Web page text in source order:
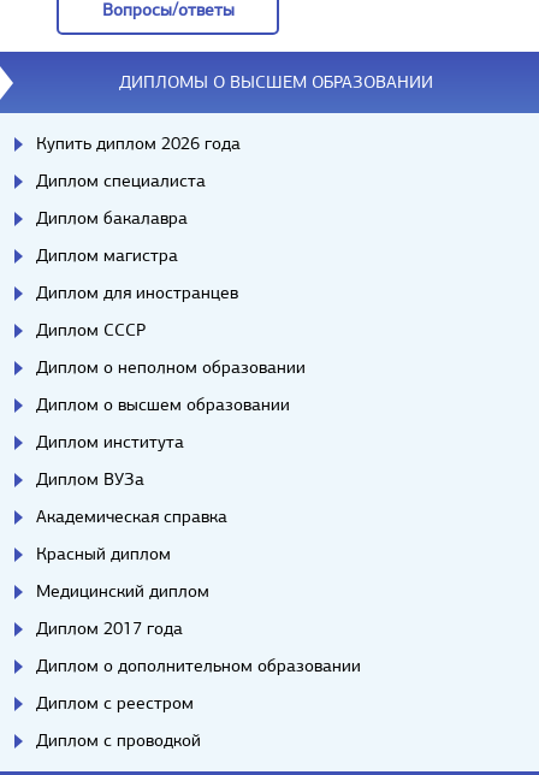
Вопросы/ответы
Вопросы/ответы
ДИПЛОМЫ О ВЫСШЕМ ОБРАЗОВАНИИ
Купить диплом 2026 года
Диплом специалиста
Диплом бакалавра
Диплом магистра
Диплом для иностранцев
Диплом СССР
Диплом о неполном образовании
Диплом о высшем образовании
Диплом института
Диплом ВУЗа
Академическая справка
Красный диплом
Медицинский диплом
Диплом 2017 года
Диплом о дополнительном образовании
Диплом с реестром
Диплом с проводкой